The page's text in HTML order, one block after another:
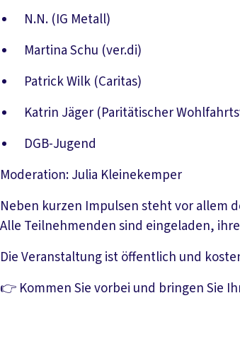
N.N. (IG Metall)
Martina Schu (ver.di)
Patrick Wilk (Caritas)
Katrin Jäger (Paritätischer
DGB-Jugend
Moderation: Julia Kleinekemper
Neben kurzen Impulsen steht vor allem
Alle Teilnehmenden sind eingeladen,
Die Veranstaltung ist öffentlich und
👉 Kommen Sie vorbei und bringen Sie